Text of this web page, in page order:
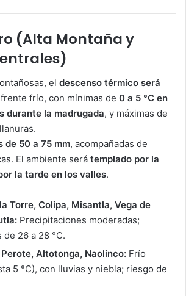
(Alta Montaña y
el descenso térmico será
frío, con mínimas de 0 a 5 °C en
durante la madrugada, y máximas de
de 50 a 75 mm, acompañadas de
El ambiente será templado por la
la tarde en los valles.
Torre, Colipa, Misantla, Vega de
Precipitaciones moderadas;
26 a 28 °C.
Altotonga, Naolinco: Frío
5 °C), con lluvias y niebla; riesgo de